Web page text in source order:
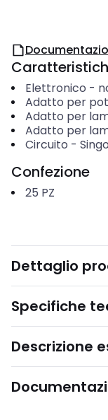
Elettronico -
Adatto per
Adatto per
Adatto per
Circuito -
Confezione
25 PZ
Dettaglio
Specifiche
Descrizione